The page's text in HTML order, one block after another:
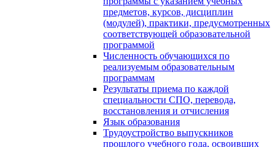
предметов, курсов, дисциплин
(модулей), практики, предусмотренных
соответствующей образовательной
программой
Численность обучающихся по
реализуемым образовательным
программам
Результаты приема по каждой
специальности СПО, перевода,
восстановления и отчисления
Язык образования
Трудоустройство выпускников
прошлого учебного года, освоивших